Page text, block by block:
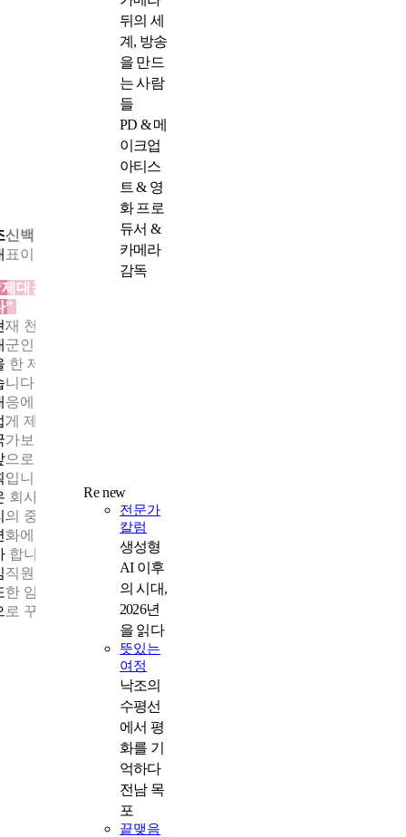
뒤의 세
계, 방송
을 만드
는 사람
들
PD & 메
이크업
아티스
트 & 영
화 프로
듀서 &
카메라
감독
Re new
전문가
칼럼
생성형
AI 이후
의 시대,
2026년
을 읽다
뜻있는
여정
낙조의
수평선
에서 평
화를 기
억하다
전남 목
포
끝맺음
신백
표이사
제대군인은 책임감으로 회사를 지탱해 주는 든든한 동료들입니
”
재 천하종합관리㈜에는 약 350명의 임직원이 근무하며, 이 중
군인은 20~25명 정도입니다. 저 역시 ROTC 학군장교로 군 생활
한 제대군인이라 군에서 익힌 조직 운영과 책임감을 잘 알고 있
니다. 제대군인들은 지휘 경험이 많아 리더십이 뛰어나고, 민원
응에서도 강한 책임감을 보여줍니다. 이러한 장점 덕분에 자연
게 제대군인 채용을 이어왔으며, 올해는 이러한 노력을 인정받
가보훈부로부터 ‘제대군인고용우수기업’ 재인증도 받았습니다.
으로도 각 분야에서 역량을 발휘할 수 있도록 기회를 확대할 계
입니다. 천하종합관리㈜는 창립 초기부터 임직원과 함께 성장
회사입니다. 최근 부동산 시장 환경이 빠르게 바뀌면서 건물관
의 중요성과 역할이 더욱 커지고 있습니다. 2026년에는 이러한
화에 맞춘 건물관리 솔루션을 마련해 고객 만족도를 한층 높이
합니다. 동시에 미래 산업 변화에도 발맞춰 제대군인을 포함한
직원 모두의 근무 안정성과 복지 체계를 강화해 나가겠습니다.
한 임직원과 함께 성장하며 고객이 신뢰할 수 있는 종합관리기
로 꾸준히 발전해 나가겠습니다.